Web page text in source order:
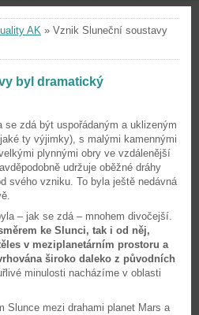
AK » Vznik Sluneční soustavy
byl dramatický
se zdá být uspořádaným a uklizeným
ty výjimky), s malými kamennými
plynnými obry ve vzdálenější
udržuje oběžné dráhy
svého vzniku. To byla ještě nedávná
– jak se zdá – mnohem divočejší.
ke Slunci, tak i od něj,
v meziplanetárním prostoru a
široko daleko z původních
minulosti nacházíme v oblasti
Slunce mezi drahami planet Mars a